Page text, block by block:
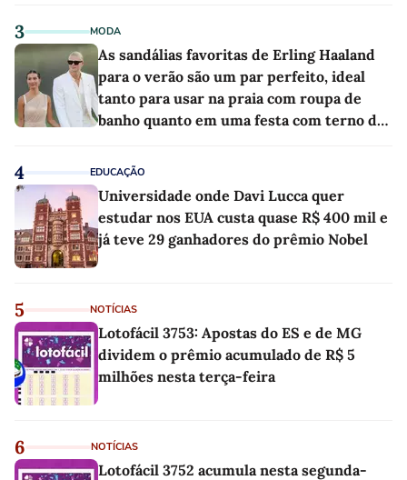
3 MODA
As sandálias favoritas de Erling Haaland
para o verão são um par perfeito, ideal
tanto para usar na praia com roupa de
banho quanto em uma festa com terno de
4 EDUCAÇÃO
Universidade onde Davi Lucca quer
estudar nos EUA custa quase R$ 400 mil e
já teve 29 ganhadores do prêmio Nobel
5 NOTÍCIAS
Lotofácil 3753: Apostas do ES e de MG
dividem o prêmio acumulado de R$ 5
milhões nesta terça-feira
6 NOTÍCIAS
Lotofácil 3752 acumula nesta segunda-